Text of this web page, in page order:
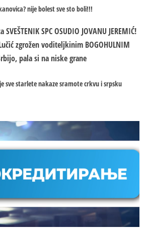
nije bolest sve sto boli!!!
SVEŠTENIK SPC OSUDIO JOVANU JEREMIĆ!
zgrožen voditeljkinim BOGOHULNIM
pala si na niske grane
sve starlete nakaze sramote crkvu i srpsku